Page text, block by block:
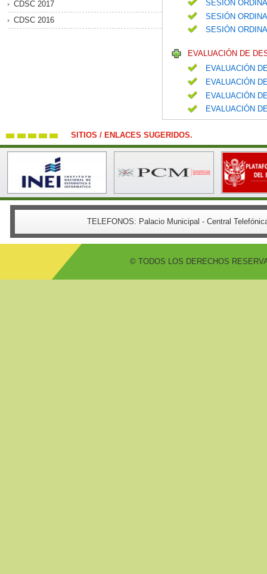
CDSC 2017
CDSC 2016
SESIÓN
SESIÓN
SESIÓN
EVALUACIÓN DE
EVALUACIÓN
EVALUACIÓN
EVALUACIÓN
EVALUACIÓN
SITIOS / ENLACES SUGERIDOS.
TELEFONOS: Palacio Municipal - Central
© TODOS LOS DERECHOS